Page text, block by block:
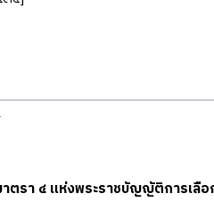
มาตรา ๔ แห่งพระราชบัญญัติการ